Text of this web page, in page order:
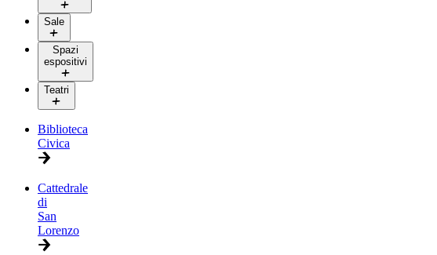
Sale
Spazi
espositivi
Teatri
Biblioteca
Civica
Cattedrale
di
San
Lorenzo